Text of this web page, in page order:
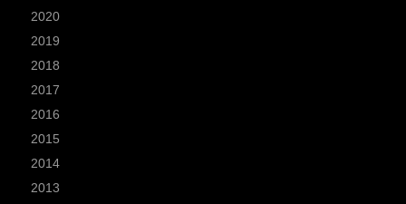
2020
2019
2018
2017
2016
2015
2014
2013